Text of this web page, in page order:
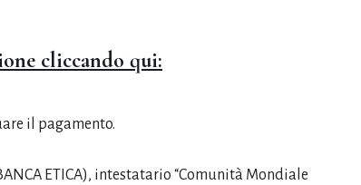
cliccando qui:
il pagamento.
ETICA), intestatario “Comunità Mondiale